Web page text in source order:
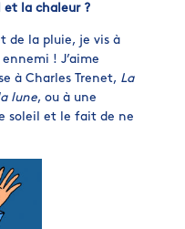
et la chaleur ?
de la pluie, je vis à
! J’aime
à Charles Trenet, La
lune, ou à une
soleil et le fait de ne